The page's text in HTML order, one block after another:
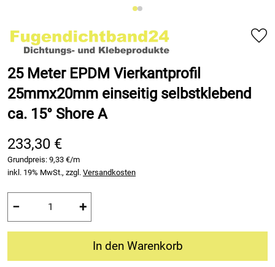
25 Meter EPDM Vierkantprofil
25mmx20mm einseitig selbstklebend
ca. 15° Shore A
233,30 €
Grundpreis: 9,33 €/m
inkl. 19% MwSt., zzgl. Versandkosten
− +
In den Warenkorb